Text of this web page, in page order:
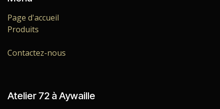
Page d'accueil
Produits
Contactez-nous
Atelier 72 à Aywaille